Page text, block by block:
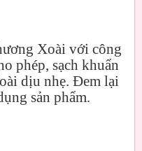
Xoài với công
phép, sạch khuẩn
dịu nhẹ. Đem lại
sản phẩm.